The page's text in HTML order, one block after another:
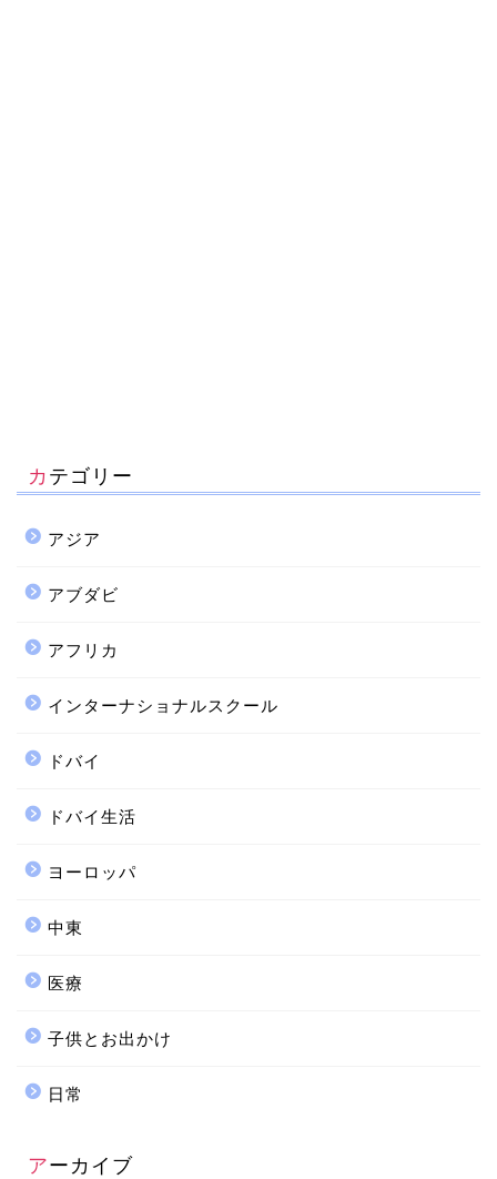
カテゴリー
アジア
アブダビ
アフリカ
インターナショナルスクール
ドバイ
ドバイ生活
ヨーロッパ
中東
医療
子供とお出かけ
日常
アーカイブ